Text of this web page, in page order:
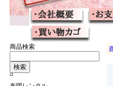
商品検索